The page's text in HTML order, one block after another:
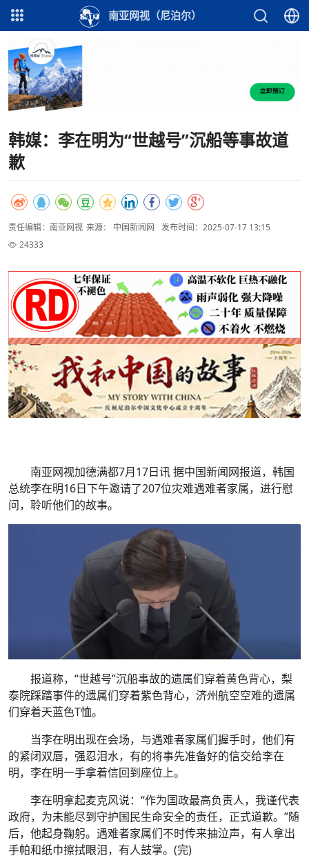
南亚网视（尼泊尔）
韩媒：李在明为“世越号”沉船等事故道
歉
责任编辑：南亚网视 来源： 中国新闻网
发布时间：2025-07-17 13:15
24333
南亚网视加德满都7月17日讯 据中国新闻网报道，韩国
总统李在明16日下午邀请了207位灾难遇难者家属，进行慰
问，聆听他们的故事。
报道称，“世越号”沉船事故的遗属们穿着黄色背心，梨
泰院踩踏事件的遗属们穿着紫色背心，济州航空空难的遗属
们穿着天蓝色T恤。
当李在明出现在会场，与遇难者家属们握手时，他们有
的紧闭双唇，强忍泪水，有的将事先准备好的信交给李在
明，李在明一手拿着信回到座位上。
李在明拿起麦克风说：“作为国政最高负责人，我谨代表
政府，为未能尽到守护国民生命安全的责任，正式道歉。”随
后，他起身鞠躬。遇难者家属们不时传来抽泣声，有人拿出
手帕和纸巾擦拭眼泪，有人鼓掌。(完)